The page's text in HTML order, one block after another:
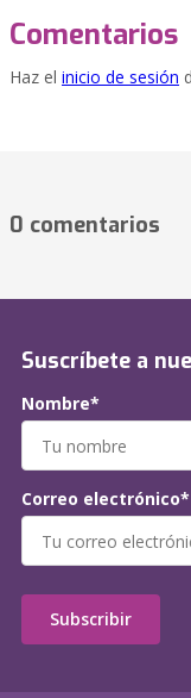
Comentarios
Haz el inicio de sesión
0 comentarios
Suscríbete a
Nombre*
Correo electrónico*
Subscribir